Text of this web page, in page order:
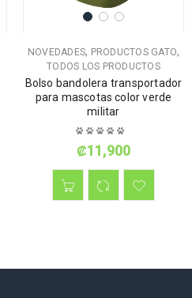
NOVEDADES, PRODUCTOS GATO,
TODOS LOS PRODUCTOS
Bolso bandolera transportador
para mascotas color verde
militar
₡11,900